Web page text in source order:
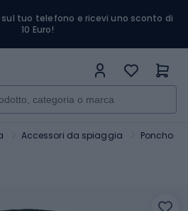
sul tuo telefono e ricevi uno sconto di
10 Euro!
Accessori da spiaggia Poncho